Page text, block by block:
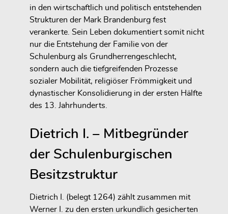
in den wirtschaftlich und politisch entstehenden
Strukturen der Mark Brandenburg fest
verankerte. Sein Leben dokumentiert somit nicht
nur die Entstehung der Familie von der
Schulenburg als Grundherrengeschlecht,
sondern auch die tiefgreifenden Prozesse
sozialer Mobilität, religiöser Frömmigkeit und
dynastischer Konsolidierung in der ersten Hälfte
des 13. Jahrhunderts.
Dietrich I. – Mitbegründer
der Schulenburgischen
Besitzstruktur
Dietrich I. (belegt 1264) zählt zusammen mit
Werner I. zu den ersten urkundlich gesicherten